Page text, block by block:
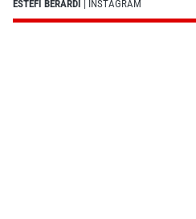
ESTEFI BERARDI | INSTAGRAM